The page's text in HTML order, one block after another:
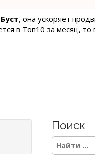
Буст, она ускоряет
в Топ10 за месяц, то
Поиск
S
e